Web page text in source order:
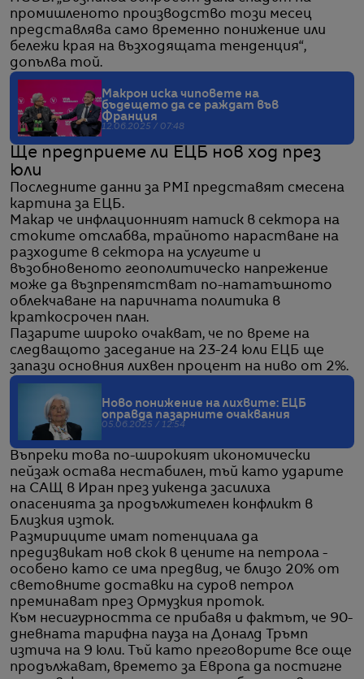
промишленото производство този месец
представлява само временно понижение или
бележи края на възходящата тенденция“,
допълва той.
Макрон иска чиповете на
бъдещето да се раждат във
Франция
12.06.2025 / 07:48
Ще предприеме ли ЕЦБ нов ход през
юли
Последните данни за PMI представят смесена
картина за ЕЦБ.
Макар че инфлационният натиск в сектора на
стоките отслабва, трайното нарастване на
разходите в сектора на услугите и
възобновеното геополитическо напрежение
може да възпрепятстват по-нататъшното
облекчаване на паричната политика в
краткосрочен план.
Пазарите широко очакват, че по време на
следващото заседание на 23-24 юли ЕЦБ ще
запази основния лихвен процент на ниво от 2%.
Ново понижение на лихвите: ЕЦБ
оправда пазарните очаквания
05.06.2025 / 12:54
Въпреки това по-широкият икономически
пейзаж остава нестабилен, тъй като ударите
на САЩ в Иран през уикенда засилиха
опасенията за продължителен конфликт в
Близкия изток.
Размириците имат потенциала да
предизвикат нов скок в цените на петрола -
особено като се има предвид, че близо 20% от
световните доставки на суров петрол
преминават през Ормузкия проток.
Към несигурността се прибавя и фактът, че 90-
дневната тарифна пауза на Доналд Тръмп
изтича на 9 юли. Тъй като преговорите все още
продължават, времето за Европа да постигне